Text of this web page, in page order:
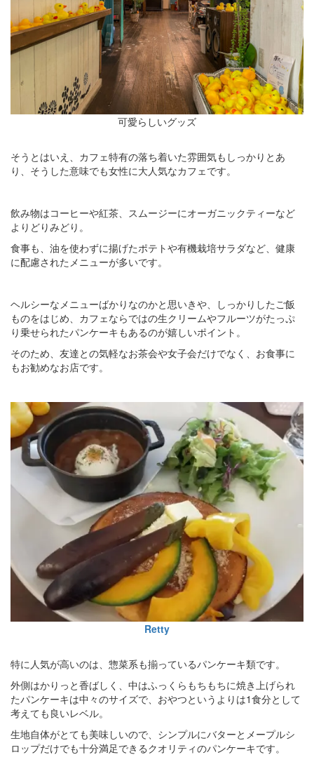
可愛らしいグッズ
そうとはいえ、カフェ特有の落ち着いた雰囲気もしっかりとあ
り、そうした意味でも女性に大人気なカフェです。
飲み物はコーヒーや紅茶、スムージーにオーガニックティーなど
よりどりみどり。
食事も、油を使わずに揚げたポテトや有機栽培サラダなど、健康
に配慮されたメニューが多いです。
ヘルシーなメニューばかりなのかと思いきや、しっかりしたご飯
ものをはじめ、カフェならではの生クリームやフルーツがたっぷ
り乗せられたパンケーキもあるのが嬉しいポイント。
そのため、友達との気軽なお茶会や女子会だけでなく、お食事に
もお勧めなお店です。
Retty
特に人気が高いのは、惣菜系も揃っているパンケーキ類です。
外側はかりっと香ばしく、中はふっくらもちもちに焼き上げられ
たパンケーキは中々のサイズで、おやつというよりは1食分として
考えても良いレベル。
生地自体がとても美味しいので、シンプルにバターとメープルシ
ロップだけでも十分満足できるクオリティのパンケーキです。